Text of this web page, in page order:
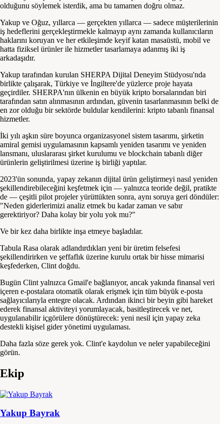
olduğunu söylemek isterdik, ama bu tamamen doğru olmaz.
Yakup ve Oğuz, yıllarca — gerçekten yıllarca — sadece müşterilerinin
iş hedeflerini gerçekleştirmekle kalmayıp aynı zamanda kullanıcıların
haklarını koruyan ve her etkileşimde keyif katan masaüstü, mobil ve
hatta fiziksel ürünler ile hizmetler tasarlamaya adanmış iki iş
arkadaşıdır.
Yakup tarafından kurulan SHERPA Dijital Deneyim Stüdyosu'nda
birlikte çalışarak, Türkiye ve İngiltere'de yüzlerce proje hayata
geçirdiler. SHERPA'nın ülkenin en büyük kripto borsalarından biri
tarafından satın alınmasının ardından, güvenin tasarlanmasının belki de
en zor olduğu bir sektörde buldular kendilerini: kripto tabanlı finansal
hizmetler.
İki yılı aşkın süre boyunca organizasyonel sistem tasarımı, şirketin
amiral gemisi uygulamasının kapsamlı yeniden tasarımı ve yeniden
lansmanı, uluslararası şirket kurulumu ve blockchain tabanlı diğer
ürünlerin geliştirilmesi üzerine iş birliği yaptılar.
2023'ün sonunda, yapay zekanın dijital ürün geliştirmeyi nasıl yeniden
şekillendirebileceğini keşfetmek için — yalnızca teoride değil, pratikte
de — çeşitli pilot projeler yürüttükten sonra, aynı soruya geri döndüler:
"Neden giderlerimizi analiz etmek bu kadar zaman ve sabır
gerektiriyor? Daha kolay bir yolu yok mu?"
Ve bir kez daha birlikte inşa etmeye başladılar.
Tabula Rasa olarak adlandırdıkları yeni bir üretim felsefesi
şekillendirirken ve şeffaflık üzerine kurulu ortak bir hisse mimarisi
keşfederken, Clint doğdu.
Bugün Clint yalnızca Gmail'e bağlanıyor, ancak yakında finansal veri
içeren e-postalara otomatik olarak erişmek için tüm büyük e-posta
sağlayıcılarıyla entegre olacak. Ardından ikinci bir beyin gibi hareket
ederek finansal aktiviteyi yorumlayacak, basitleştirecek ve net,
uygulanabilir içgörülere dönüştürecek: yeni nesil için yapay zeka
destekli kişisel gider yönetimi uygulaması.
Daha fazla söze gerek yok. Clint'e kaydolun ve neler yapabileceğini
görün.
Ekip
Yakup Bayrak